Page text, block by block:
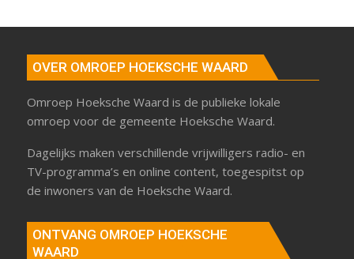
OVER OMROEP HOEKSCHE WAARD
Omroep Hoeksche Waard is de publieke lokale
omroep voor de gemeente Hoeksche Waard.
Dagelijks maken verschillende vrijwilligers radio- en
TV-programma’s en online content, toegespitst op
de inwoners van de Hoeksche Waard.
ONTVANG OMROEP HOEKSCHE
WAARD